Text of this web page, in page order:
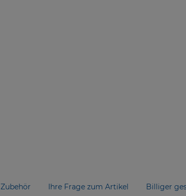
Zubehör Ihre Frage zum Artikel Billiger